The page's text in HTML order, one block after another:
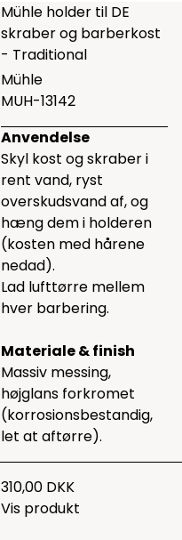
Mühle holder til DE
skraber og barberkost
- Traditional
Mühle
MUH-13142
Anvendelse
Skyl kost og skraber i
rent vand, ryst
overskudsvand af, og
hæng dem i holderen
(kosten med hårene
nedad).
Lad lufttørre mellem
hver barbering.
Materiale & finish
Massiv messing,
højglans forkromet
(korrosionsbestandig,
let at aftørre).
310,00 DKK
Vis produkt